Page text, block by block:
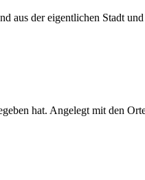
der eigentlichen Stadt
hat. Angelegt mit den